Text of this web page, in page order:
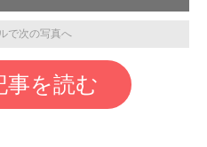
で次の写真へ
事を読む